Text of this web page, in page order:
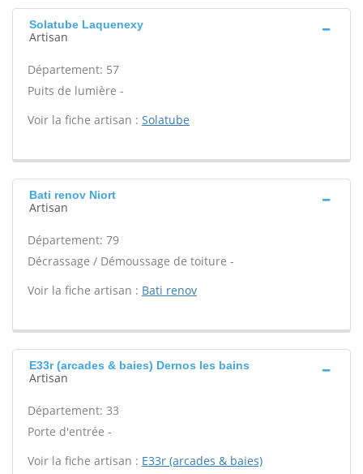
Solatube Laquenexy
Artisan
Département: 57
Puits de lumière -
Voir la fiche artisan : Solatube
Bati renov Niort
Artisan
Département: 79
Décrassage / Démoussage de toiture -
Voir la fiche artisan : Bati renov
E33r (arcades & baies) Dernos les bains
Artisan
Département: 33
Porte d'entrée -
Voir la fiche artisan : E33r (arcades & baies)